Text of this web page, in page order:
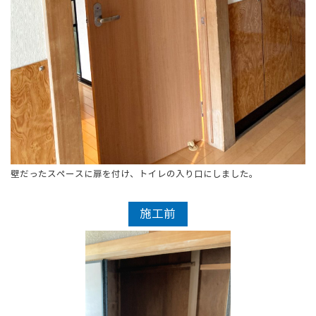
壁だったスペースに扉を付け、トイレの入り口にしました。
施工前